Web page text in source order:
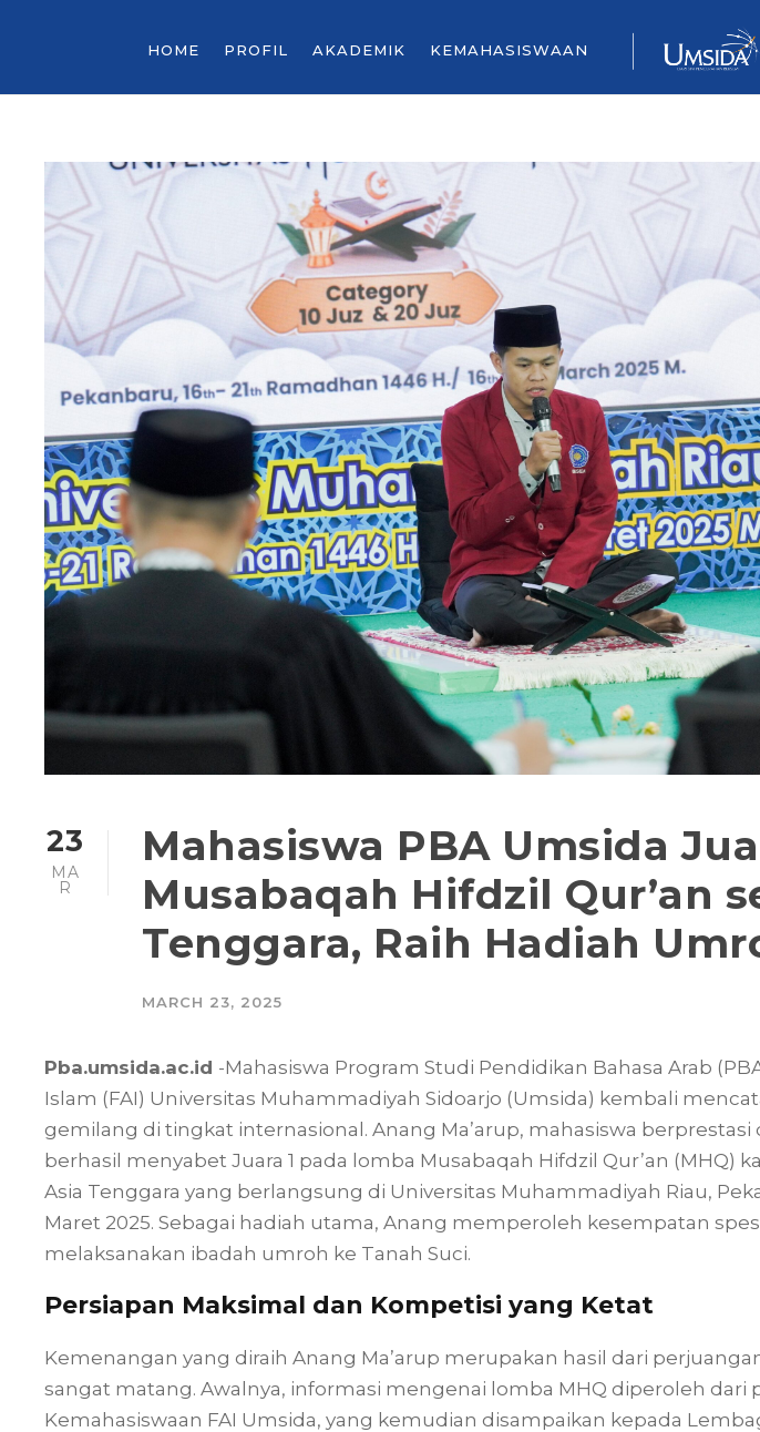
HOME PROFIL AKADEMIK KEMAHASISWAAN
23
MA
R
Mahasiswa PBA Umsida
Musabaqah Hifdzil Qur’an
Tenggara, Raih Hadiah
MARCH 23, 2025
Pba.umsida.ac.id -Mahasiswa Program Studi Pendidikan Bahasa Arab
Islam (FAI) Universitas Muhammadiyah Sidoarjo (Umsida) kembali
gemilang di tingkat internasional. Anang Ma’arup, mahasiswa berprestasi
berhasil menyabet Juara 1 pada lomba Musabaqah Hifdzil Qur’an (MHQ)
Asia Tenggara yang berlangsung di Universitas Muhammadiyah Riau,
Maret 2025. Sebagai hadiah utama, Anang memperoleh kesempatan
melaksanakan ibadah umroh ke Tanah Suci.
Persiapan Maksimal dan Kompetisi yang Ketat
Kemenangan yang diraih Anang Ma’arup merupakan hasil dari
sangat matang. Awalnya, informasi mengenai lomba MHQ diperoleh dari
Kemahasiswaan FAI Umsida, yang kemudian disampaikan kepada